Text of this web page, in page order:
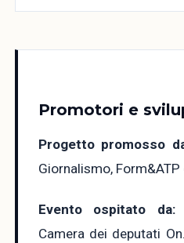
Promotori e
Progetto promosso
Giornalismo, Form&ATP
Evento ospitato da:
Camera dei deputati